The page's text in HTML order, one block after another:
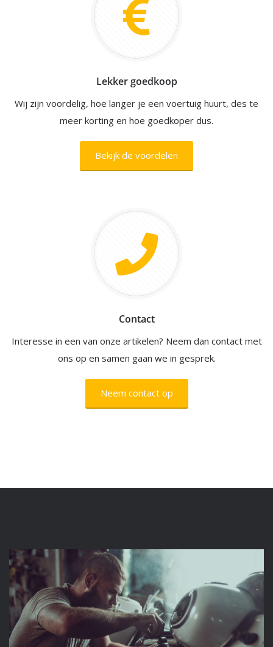
Lekker goedkoop
Wij zijn voordelig, hoe langer je een voertuig huurt, des te
meer korting en hoe goedkoper dus.
Bekijk de voordelen
Contact
Interesse in een van onze artikelen? Neem dan contact met
ons op en samen gaan we in gesprek.
Neem contact op